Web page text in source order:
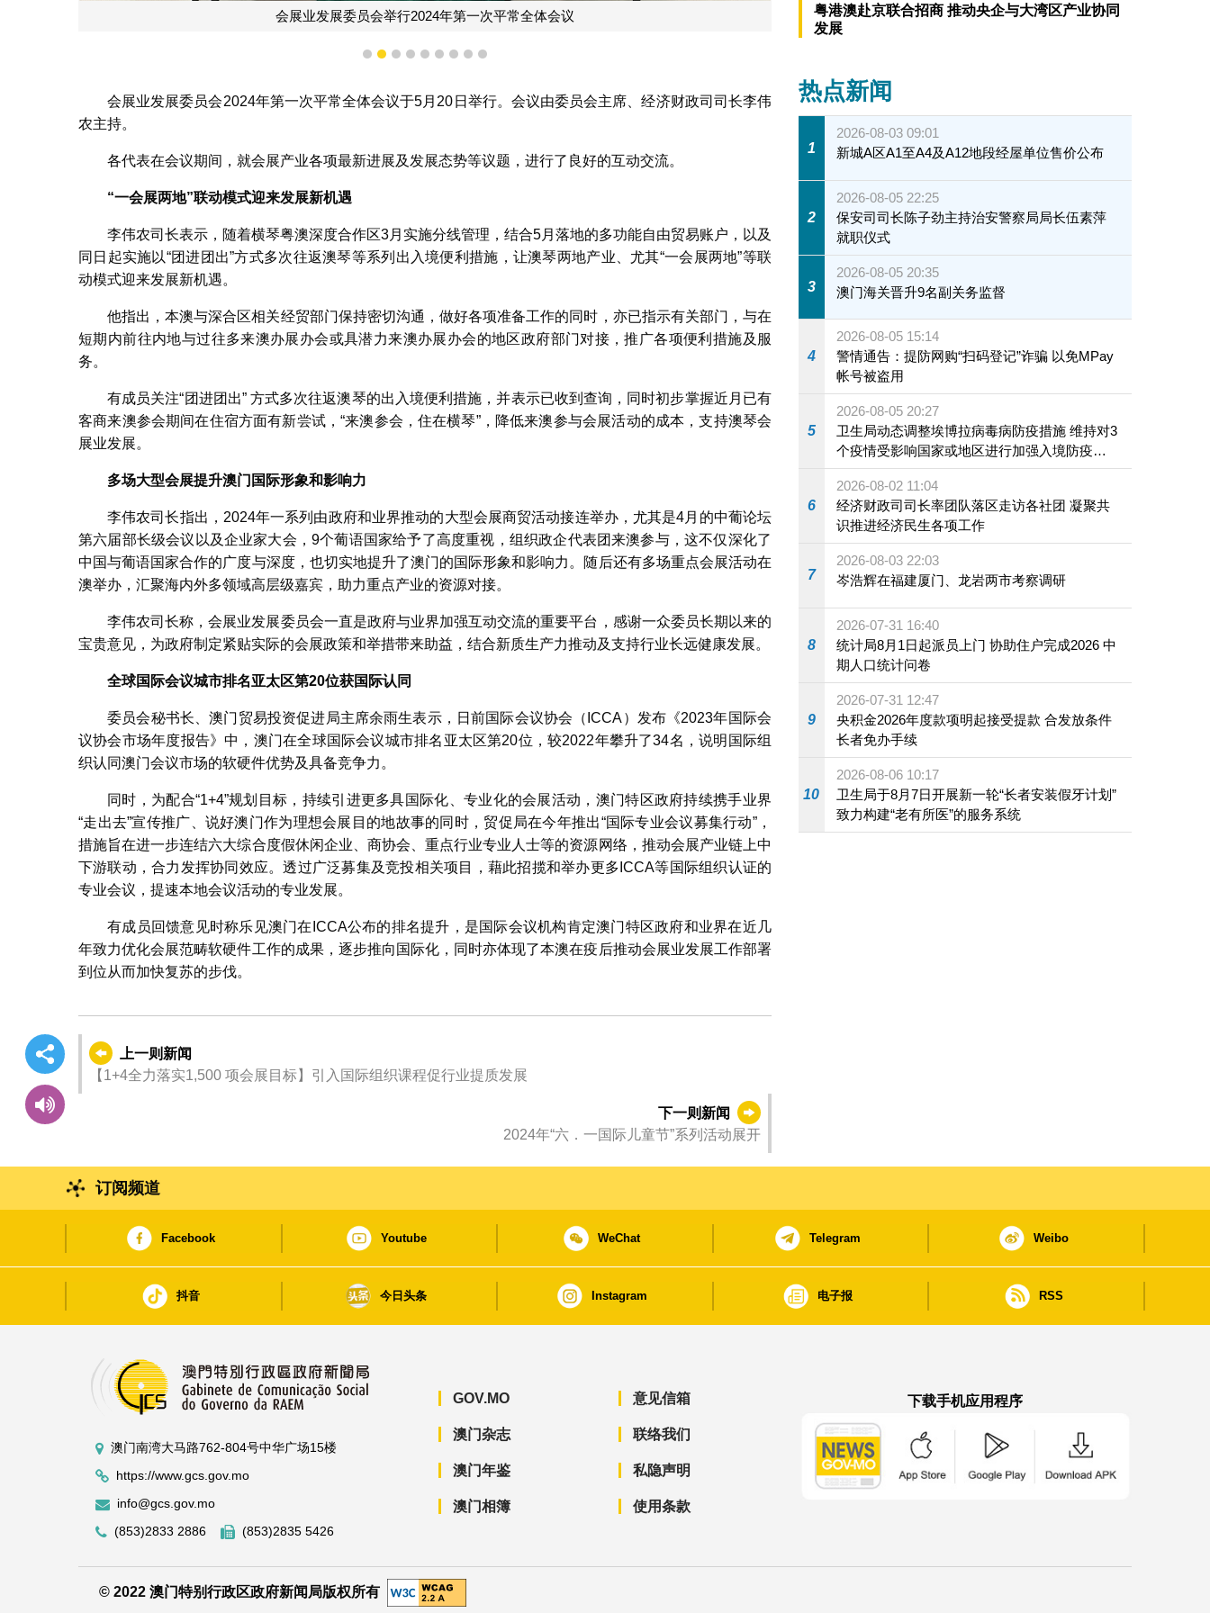
会展业发展委员会举行2024年第一次平常全体会议
1 2 3 4 5 6 7 8 9
会展业发展委员会2024年第一次平常全体会议于5月20日举行。会议由委员会主席、经济财政司司长李伟
农主持。
各代表在会议期间，就会展产业各项最新进展及发展态势等议题，进行了良好的互动交流。
“一会展两地”联动模式迎来发展新机遇
李伟农司长表示，随着横琴粤澳深度合作区3月实施分线管理，结合5月落地的多功能自由贸易账户，以及
同日起实施以“团进团出”方式多次往返澳琴等系列出入境便利措施，让澳琴两地产业、尤其“一会展两地”等联
动模式迎来发展新机遇。
他指出，本澳与深合区相关经贸部门保持密切沟通，做好各项准备工作的同时，亦已指示有关部门，与在
短期内前往内地与过往多来澳办展办会或具潜力来澳办展办会的地区政府部门对接，推广各项便利措施及服
务。
有成员关注“团进团出” 方式多次往返澳琴的出入境便利措施，并表示已收到查询，同时初步掌握近月已有
客商来澳参会期间在住宿方面有新尝试，“来澳参会，住在横琴”，降低来澳参与会展活动的成本，支持澳琴会
展业发展。
多场大型会展提升澳门国际形象和影响力
李伟农司长指出，2024年一系列由政府和业界推动的大型会展商贸活动接连举办，尤其是4月的中葡论坛
第六届部长级会议以及企业家大会，9个葡语国家给予了高度重视，组织政企代表团来澳参与，这不仅深化了
中国与葡语国家合作的广度与深度，也切实地提升了澳门的国际形象和影响力。随后还有多场重点会展活动在
澳举办，汇聚海内外多领域高层级嘉宾，助力重点产业的资源对接。
李伟农司长称，会展业发展委员会一直是政府与业界加强互动交流的重要平台，感谢一众委员长期以来的
宝贵意见，为政府制定紧贴实际的会展政策和举措带来助益，结合新质生产力推动及支持行业长远健康发展。
全球国际会议城市排名亚太区第20位获国际认同
委员会秘书长、澳门贸易投资促进局主席余雨生表示，日前国际会议协会（ICCA）发布《2023年国际会
议协会市场年度报告》中，澳门在全球国际会议城市排名亚太区第20位，较2022年攀升了34名，说明国际组
织认同澳门会议市场的软硬件优势及具备竞争力。
同时，为配合“1+4”规划目标，持续引进更多具国际化、专业化的会展活动，澳门特区政府持续携手业界
“走出去”宣传推广、说好澳门作为理想会展目的地故事的同时，贸促局在今年推出“国际专业会议募集行动”，
措施旨在进一步连结六大综合度假休闲企业、商协会、重点行业专业人士等的资源网络，推动会展产业链上中
下游联动，合力发挥协同效应。透过广泛募集及竞投相关项目，藉此招揽和举办更多ICCA等国际组织认证的
专业会议，提速本地会议活动的专业发展。
有成员回馈意见时称乐见澳门在ICCA公布的排名提升，是国际会议机构肯定澳门特区政府和业界在近几
年致力优化会展范畴软硬件工作的成果，逐步推向国际化，同时亦体现了本澳在疫后推动会展业发展工作部署
到位从而加快复苏的步伐。
上一则新闻
【1+4全力落实1,500 项会展目标】引入国际组织课程促行业提质发展
下一则新闻
2024年“六．一国际儿童节”系列活动展开
粤港澳赴京联合招商 推动央企与大湾区产业协同
发展
热点新闻
1
2026-08-03 09:01
新城A区A1至A4及A12地段经屋单位售价公布
2
2026-08-05 22:25
保安司司长陈子劲主持治安警察局局长伍素萍
就职仪式
3
2026-08-05 20:35
澳门海关晋升9名副关务监督
4
2026-08-05 15:14
警情通告：提防网购“扫码登记”诈骗 以免MPay
帐号被盗用
5
2026-08-05 20:27
卫生局动态调整埃博拉病毒病防疫措施 维持对3
个疫情受影响国家或地区进行加强入境防疫措
施
6
2026-08-02 11:04
经济财政司司长率团队落区走访各社团 凝聚共
识推进经济民生各项工作
7
2026-08-03 22:03
岑浩辉在福建厦门、龙岩两市考察调研
8
2026-07-31 16:40
统计局8月1日起派员上门 协助住户完成2026 中
期人口统计问卷
9
2026-07-31 12:47
央积金2026年度款项明起接受提款 合发放条件
长者免办手续
10
2026-08-06 10:17
卫生局于8月7日开展新一轮“长者安装假牙计划”
致力构建“老有所医”的服务系统
订阅频道
Facebook Youtube WeChat Telegram Weibo
抖音 今日头条 Instagram 电子报 RSS
澳门南湾大马路762-804号中华广场15楼
https://www.gcs.gov.mo
info@gcs.gov.mo
(853)2833 2886
(853)2835 5426
GOV.MO
澳门杂志
澳门年鉴
澳门相簿
意见信箱
联络我们
私隐声明
使用条款
下载手机应用程序
© 2022 澳门特别行政区政府新闻局版权所有